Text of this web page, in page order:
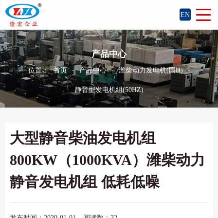
EN
产品中心
位置： 首页 - 产品中心 - 潍柴动力发电机(国Ⅲ) -
静音型发电机组(50HZ)
大型静音柴油发电机组
800KW（1000KVA）潍柴动力
静音发电机组 低耗低噪